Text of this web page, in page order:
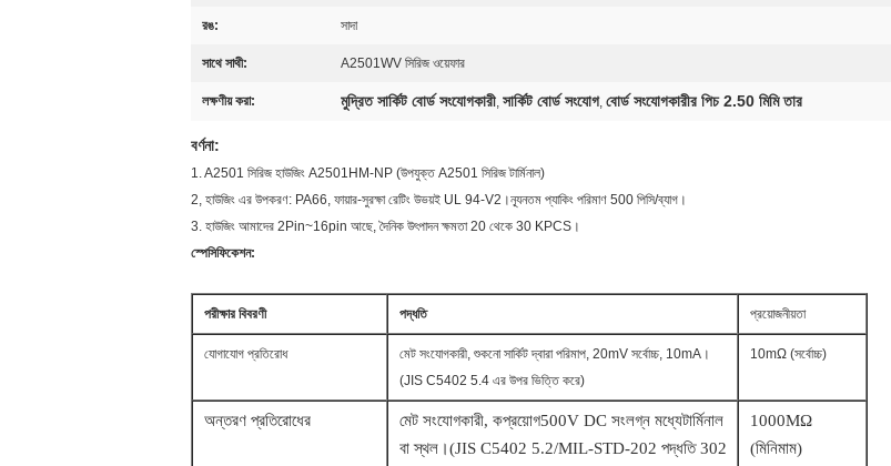
রঙ: সাদা
সাথে সাথী: A2501WV সিরিজ ওয়েফার
লক্ষণীয় করা: মুদ্রিত সার্কিট বোর্ড সংযোগকারী, সার্কিট বোর্ড সংযোগ, বোর্ড সংযোগকারীর পিচ 2.50 মিমি তার
বর্ণনা:
1. A2501 সিরিজ হাউজিং A2501HM-NP (উপযুক্ত A2501 সিরিজ টার্মিনাল)
2, হাউজিং এর উপকরণ: PA66, ফায়ার-সুরক্ষা রেটিং উভয়ই UL 94-V2।ন্যূনতম প্যাকিং পরিমাণ 500 পিসি/ব্যাগ।
3. হাউজিং আমাদের 2Pin~16pin আছে, দৈনিক উৎপাদন ক্ষমতা 20 থেকে 30 KPCS।
স্পেসিফিকেশন:
পরীক্ষার বিবরণী পদ্ধতি প্রয়োজনীয়তা
যোগাযোগ প্রতিরোধ
মেট সংযোগকারী, শুকনো সার্কিট দ্বারা পরিমাপ, 20mV সর্বোচ্চ, 10mA।
(JIS C5402 5.4 এর উপর ভিত্তি করে)
10mΩ (সর্বোচ্চ)
অন্তরণ প্রতিরোধের মেট সংযোগকারী, কপ্রয়োগ500V DC সংলগ্ন মধ্যেটার্মিনাল
বা স্থল।(JIS C5402 5.2/MIL-STD-202 পদ্ধতি 302
1000MΩ
(মিনিমাম)